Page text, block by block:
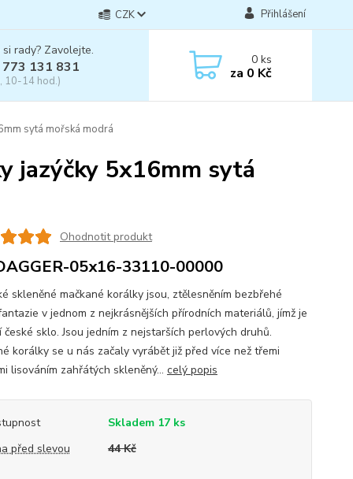
CZK Přihlášení
rady? Zavolejte.
131 831
10-14 hod.)
0ks
za 0 Kč
sytá mořská modrá
jazýčky 5x16mm sytá
Ohodnotit produkt
05x16-33110-00000
skleněné mačkané korálky jsou, ztělesněním bezbřehé
v jednom z nejkrásnějších přírodních materiálů, jímž je
české sklo. Jsou jedním z nejstarších perlových druhů.
korálky se u nás začaly vyrábět již před více než třemi
lisováním zahřátých skleněný... celý popis
Skladem 17 ks
před slevou
44 Kč